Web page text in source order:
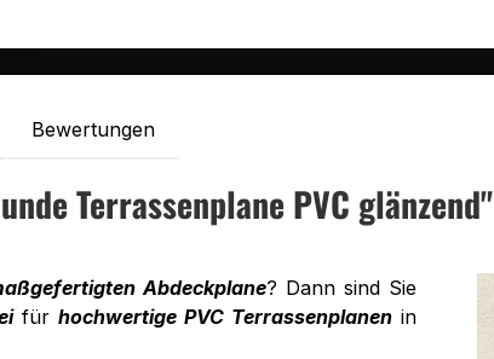
Bewertungen
Terrassenplane PVC glänzend"
Abdeckplane? Dann sind Sie
für hochwertige PVC Terrassenplanenin